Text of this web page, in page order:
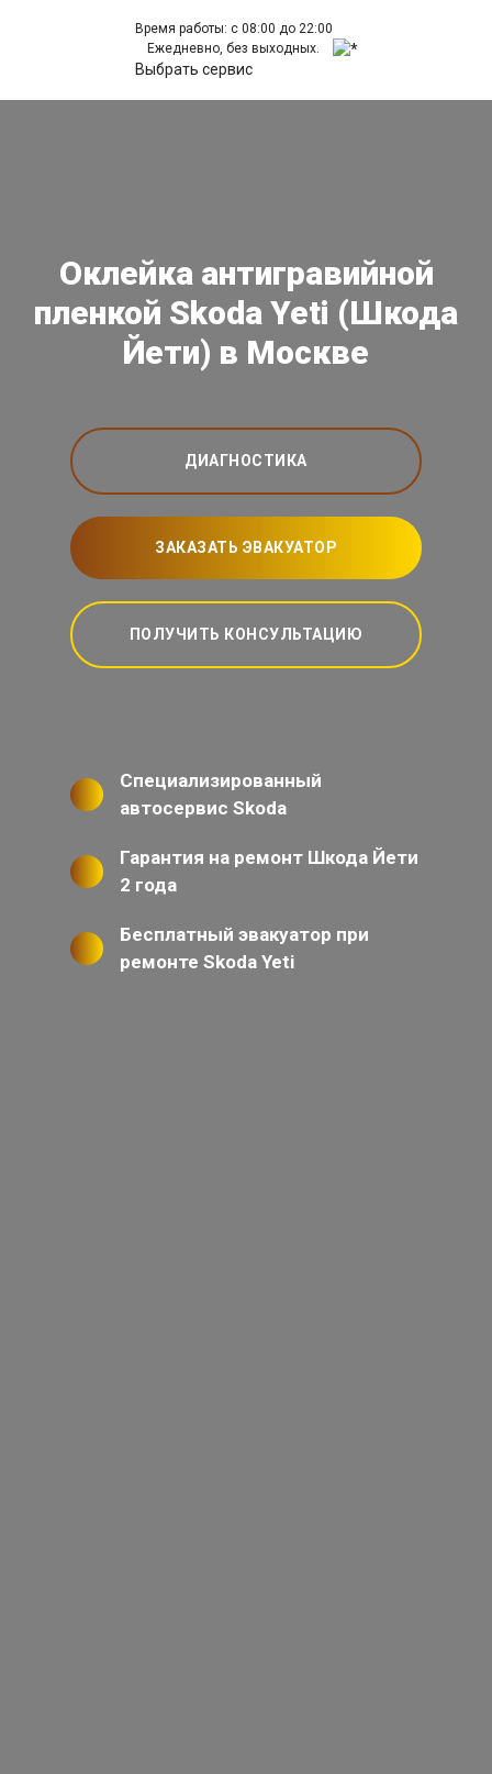
Время работы: с 08:00 до 22:00
Ежедневно, без выходных.
Выбрать сервис
Оклейка антигравийной
пленкой Skoda Yeti (Шкода
Йети) в Москве
ДИАГНОСТИКА
ЗАКАЗАТЬ ЭВАКУАТОР
ПОЛУЧИТЬ КОНСУЛЬТАЦИЮ
Специализированный
автосервис Skoda
Гарантия на ремонт Шкода Йети
2 года
Бесплатный эвакуатор при
ремонте Skoda Yeti